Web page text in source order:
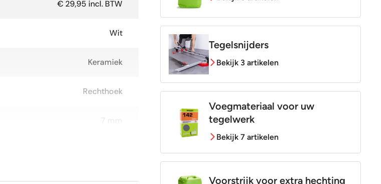
€ 29,95 incl. BTW
Wit
Keramiek
Rechthoek
Glans
Tegelsnijders
Bekijk 3 artikelen
Voegmateriaal voor uw
tegelwerk
Bekijk 7 artikelen
Voorstrijk voor extra hechting